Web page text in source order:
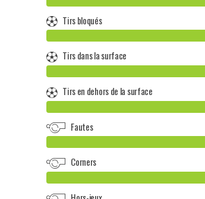
Tirs bloqués
Tirs dans la surface
Tirs en dehors de la surface
Fautes
Corners